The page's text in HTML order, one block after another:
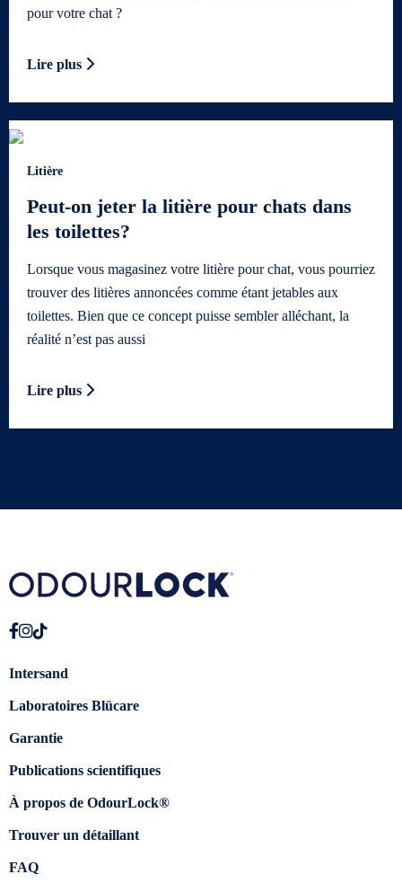
pour votre chat ?
Lire plus
Litière
Peut-on jeter la litière pour chats dans
les toilettes?
Lorsque vous magasinez votre litière pour chat, vous pourriez
trouver des litières annoncées comme étant jetables aux
toilettes. Bien que ce concept puisse sembler alléchant, la
réalité n’est pas aussi
Lire plus
Intersand
Laboratoires Blücare
Garantie
Publications scientifiques
À propos de OdourLock®
Trouver un détaillant
FAQ